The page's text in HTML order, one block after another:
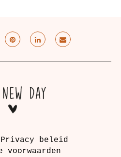
Privacy beleid
voorwaarden